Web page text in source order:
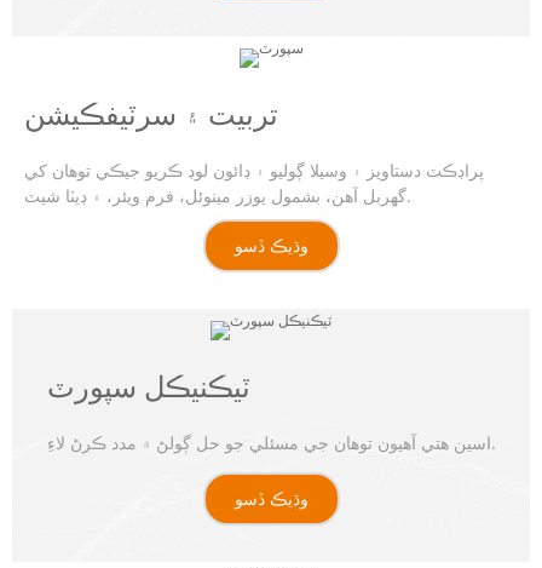
تربيت ۽ سرٽيفڪيشن
پراڊڪٽ دستاويز ۽ وسيلا ڳوليو ۽ ڊائون لوڊ ڪريو جيڪي توهان کي
گهربل آهن، بشمول يوزر مينوئل، فرم ويئر، ۽ ڊيٽا شيٽ.
وڌيڪ ڏسو
ٽيڪنيڪل سپورٽ
اسين هتي آهيون توهان جي مسئلي جو حل ڳولڻ ۾ مدد ڪرڻ لاءِ.
وڌيڪ ڏسو